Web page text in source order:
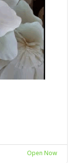
Open Now